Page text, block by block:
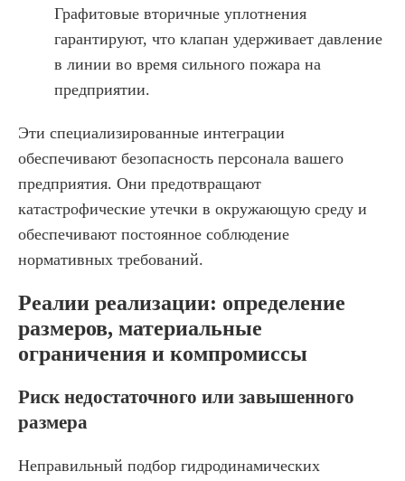
Графитовые вторичные уплотнения
гарантируют, что клапан удерживает давление
в линии во время сильного пожара на
предприятии.
Эти специализированные интеграции
обеспечивают безопасность персонала вашего
предприятия. Они предотвращают
катастрофические утечки в окружающую среду и
обеспечивают постоянное соблюдение
нормативных требований.
Реалии реализации: определение
размеров, материальные
ограничения и компромиссы
Риск недостаточного или завышенного
размера
Неправильный подбор гидродинамических